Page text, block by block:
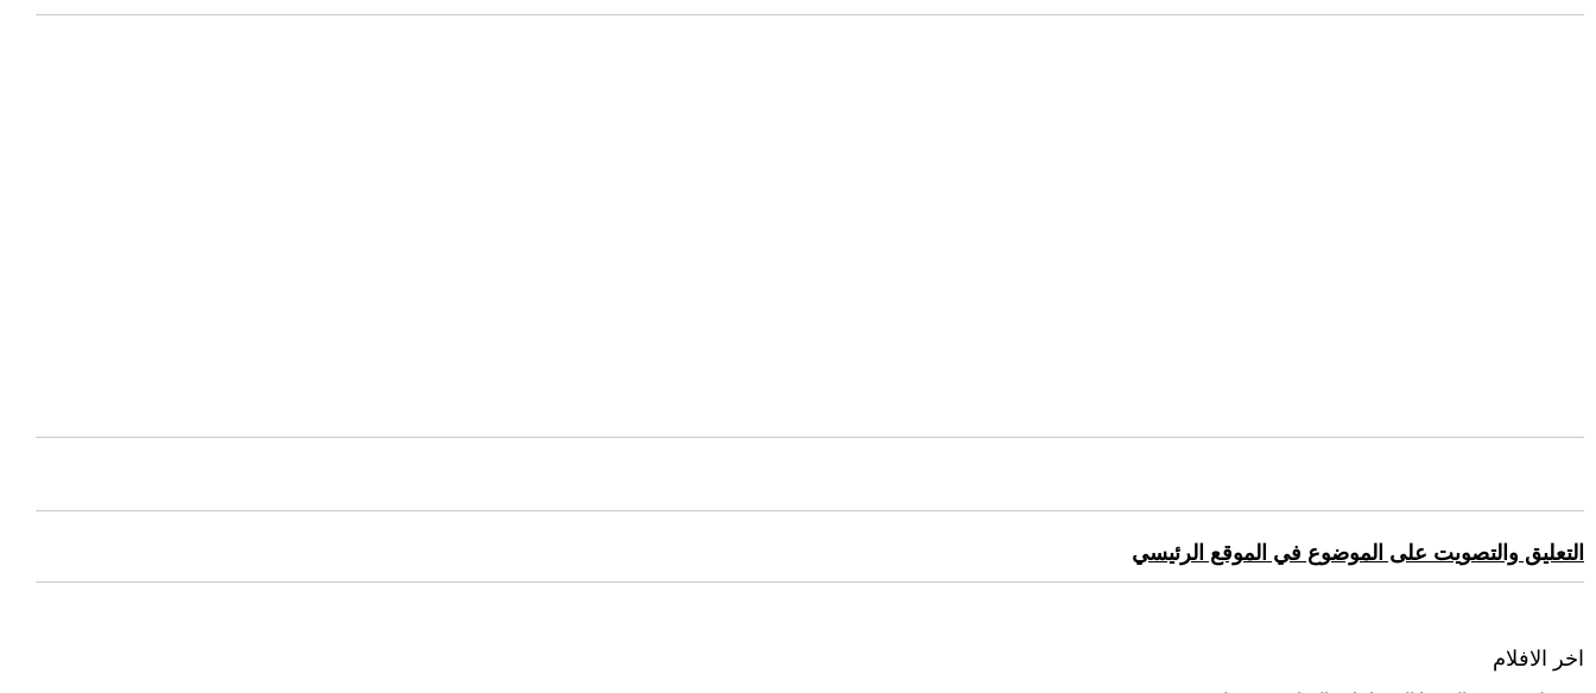
التعليق والتصويت على الموضوع في الموقع الرئيسي
اخر الافلام